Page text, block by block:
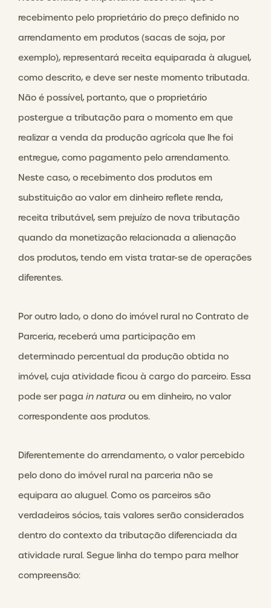
recebimento pelo proprietário do preço definido no
arrendamento em produtos (sacas de soja, por
exemplo), representará receita equiparada à aluguel,
como descrito, e deve ser neste momento tributada.
Não é possível, portanto, que o proprietário
postergue a tributação para o momento em que
realizar a venda da produção agrícola que lhe foi
entregue, como pagamento pelo arrendamento.
Neste caso, o recebimento dos produtos em
substituição ao valor em dinheiro reflete renda,
receita tributável, sem prejuízo de nova tributação
quando da monetização relacionada a alienação
dos produtos, tendo em vista tratar-se de operações
diferentes.
Por outro lado, o dono do imóvel rural no Contrato de
Parceria, receberá uma participação em
determinado percentual da produção obtida no
imóvel, cuja atividade ficou à cargo do parceiro. Essa
pode ser paga in natura ou em dinheiro, no valor
correspondente aos produtos.
Diferentemente do arrendamento, o valor percebido
pelo dono do imóvel rural na parceria não se
equipara ao aluguel. Como os parceiros são
verdadeiros sócios, tais valores serão considerados
dentro do contexto da tributação diferenciada da
atividade rural. Segue linha do tempo para melhor
compreensão: